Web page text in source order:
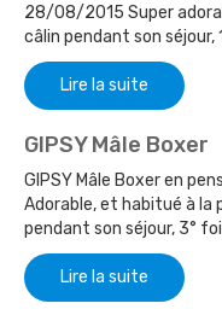
28/08/2015 Super
câlin pendant son séjour,
Lire la suite
GIPSY Mâle Boxer
GIPSY Mâle Boxer en
Adorable, et habitué à la
pendant son séjour, 3°
Lire la suite